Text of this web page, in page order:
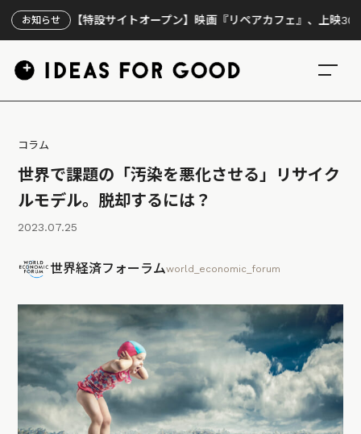
お知らせ
【特設サイトオープン】映画『リペアカフェ』、上映300回の先で
コラム
世界で課題の「汚染を悪化させる」リサイク
ルモデル。脱却するには？
2023.07.25
世界経済フォーラムworld_economic_forum